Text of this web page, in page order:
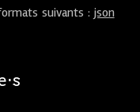
suivants : json